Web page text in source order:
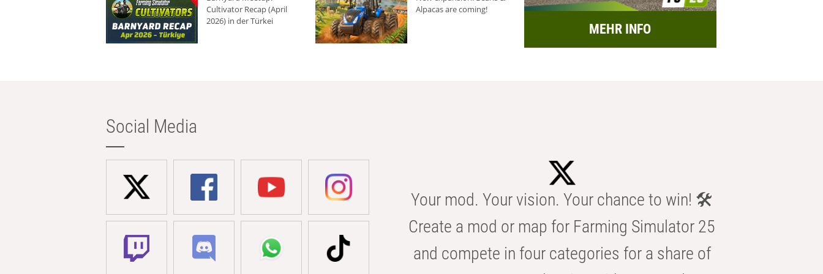
Cultivator Recap (April
2026) in der Türkei
Alpacas are coming!
MEHR INFO
Social Media
Your mod. Your vision. Your chance to win! 🛠️
Create a mod or map for Farming Simulator 25
and compete in four categories for a share of